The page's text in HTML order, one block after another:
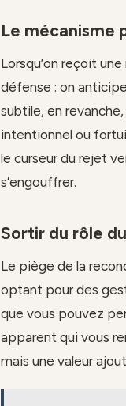
Le mécanisme
Lorsqu’on reçoit
défense : on
subtile, en
intentionnel ou
le curseur du rejet
s’engouffrer.
Sortir du rôle
Le piège de la
optant pour des
que vous pouvez
apparent qui vous
mais une valeur